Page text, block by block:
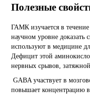
Полезные
ГАМК изучается в
научном уровне доказать
используют в медицине
Дефицит этой
нервных срывов, затяжной
GABA участвует в
повышает концентрацию